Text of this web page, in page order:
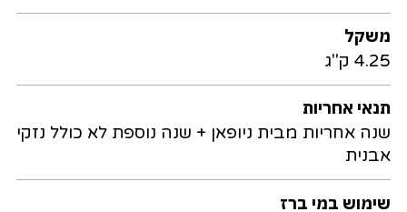
משקל
4.25 ק"ג
תנאי אחריות
שנה אחריות מבית ניופאן + שנה נוספת לא כולל נזקי
אבנית
שימוש במי ברז